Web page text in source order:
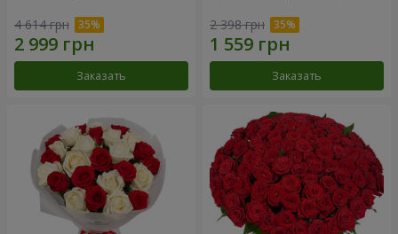
4 614 грн
Заказать
2 398 грн
Заказать